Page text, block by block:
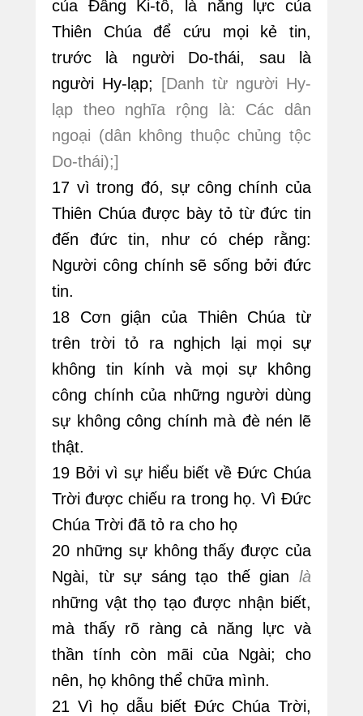
của Đấng Ki-tô, là năng lực của
Thiên Chúa để cứu mọi kẻ tin,
trước là người Do-thái, sau là
người Hy-lạp;
[Danh từ người Hy-
lạp theo nghĩa rộng là: Các dân
ngoại (dân không thuộc chủng tộc
Do-thái);]
17 vì trong đó, sự công chính của
Thiên Chúa được bày tỏ từ đức tin
đến đức tin, như có chép rằng:
Người công chính sẽ sống bởi đức
tin.
18 Cơn giận của Thiên Chúa từ
trên trời tỏ ra nghịch lại mọi sự
không tin kính và mọi sự không
công chính của những người dùng
sự không công chính mà đè nén lẽ
thật.
19 Bởi vì sự hiểu biết về Đức Chúa
Trời được chiếu ra trong họ. Vì Đức
Chúa Trời đã tỏ ra cho họ
20 những sự không thấy được của
Ngài, từ sự sáng tạo thế gian là
những vật thọ tạo được nhận biết,
mà thấy rõ ràng cả năng lực và
thần tính còn mãi của Ngài; cho
nên, họ không thể chữa mình.
21 Vì họ dẫu biết Đức Chúa Trời,